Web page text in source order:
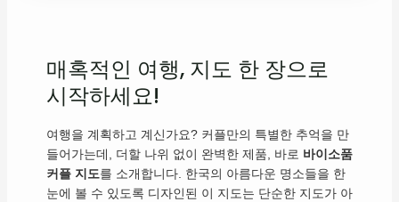
매혹적인 여행, 지도 한 장으로
시작하세요!
여행을 계획하고 계신가요? 커플만의 특별한 추억을 만
들어가는데, 더할 나위 없이 완벽한 제품, 바로 바이소품
커플 지도를 소개합니다. 한국의 아름다운 명소들을 한
눈에 볼 수 있도록 디자인된 이 지도는 단순한 지도가 아